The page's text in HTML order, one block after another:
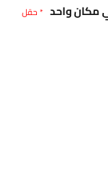
مكان واحد * حقل